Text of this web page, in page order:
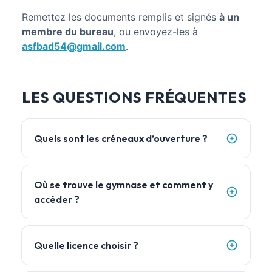
Remettez les documents remplis et signés à un
membre du bureau, ou envoyez-les à
asfbad54@gmail.com.
LES QUESTIONS FRÉQUENTES
Quels sont les créneaux d’ouverture ?
Où se trouve le gymnase et comment y
accéder ?
Quelle licence choisir ?